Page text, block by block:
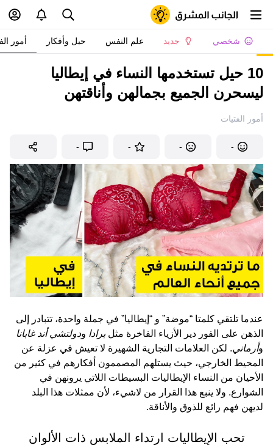
شخصي جديد علم النفس حيل وأفكار أمور
10 حيل تستخدمها النساء في إيطاليا
ليسحرن الجميع بجمالهن وأناقتهن
أمور الفتيات
-
-
-
-
عندما تلتقي كلمتا “موضة” و “إيطاليا” في جملة واحدة، تتبادر إلى
الذهن على الفور دير الأزياء الفاخرة مثلبرادا ودولتشي أند غابانا
وأرماني. لكن العلامات التجارية الشهيرة لا تعيش في عزلة عن
المحيط الخارجي، حيث يستلهم المصممون أفكارهم في كثير من
الأحيان من النساء الإيطاليات البسيطات اللاتي يرونهن في
الشوارع. ولا ينبع هذا القرار من لاشيء، لأن ممثلات هذا البلد
لديهن فهم رائع للذوق والأناقة.
تحب الإيطاليات ارتداء الملابس ذات الألوان